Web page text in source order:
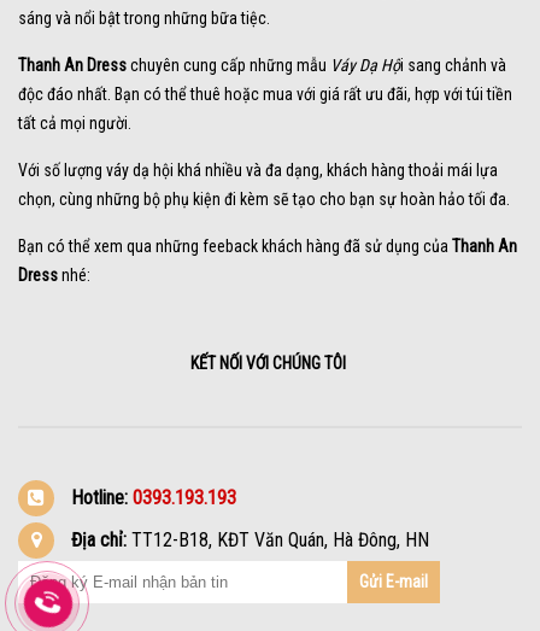
sáng và nổi bật trong những bữa tiệc.
Thanh An Dresschuyên cung cấp những mẫu Váy Dạ Hội sang chảnh và
độc đáo nhất. Bạn có thể thuê hoặc mua với giá rất ưu đãi, hợp với túi tiền
tất cả mọi người.
Với số lượng váy dạ hội khá nhiều và đa dạng, khách hàng thoải mái lựa
chọn, cùng những bộ phụ kiện đi kèm sẽ tạo cho bạn sự hoàn hảo tối đa.
Bạn có thể xem qua những feeback khách hàng đã sử dụng của Thanh An
Dressnhé:
KẾT NỐI VỚI CHÚNG TÔI
Hotline: 0393.193.193
Địa chỉ: TT12-B18, KĐT Văn Quán, Hà Đông, HN